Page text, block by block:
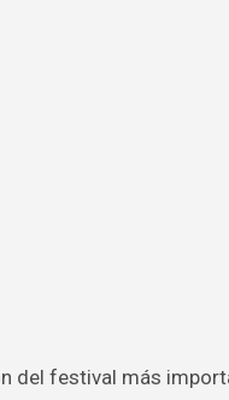
del festival más